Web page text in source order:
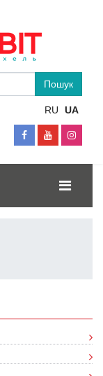
RU UA